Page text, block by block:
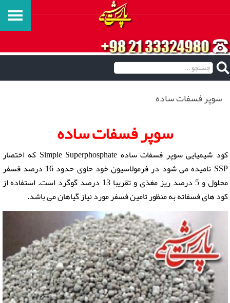
سوپر فسفات ساده
سوپر فسفات ساده
کود شیمیایی سوپر فسفات ساده Simple Superphosphate که اختصار
SSP نامیده می شود در فرمولاسیون خود حاوی حدود 16 درصد فسفر
محلول و 5 درصد ریز مغذی و تقریبا 13 درصد گوگرد است. استفاده از
کود های فسفاته به منظور تامین فسفر مورد نیاز گیاهان می باشد.